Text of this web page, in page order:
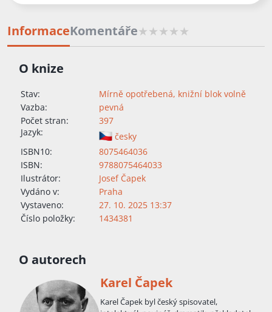
InformaceKomentáře
O knize
Stav:
Mírně opotřebená, knižní blok volně
Vazba:
pevná
Počet stran:
397
Jazyk:
česky
ISBN10:
8075464036
ISBN:
9788075464033
Ilustrátor:
Josef Čapek
Vydáno v:
Praha
Vystaveno:
27. 10. 2025 13:37
Číslo položky:
1434381
O autorech
Karel Čapek
Karel Čapek byl český spisovatel,